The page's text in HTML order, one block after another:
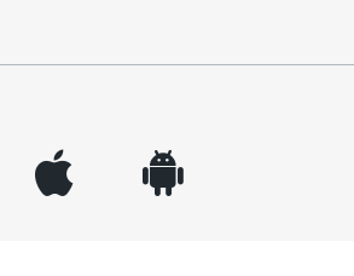
appleinc android